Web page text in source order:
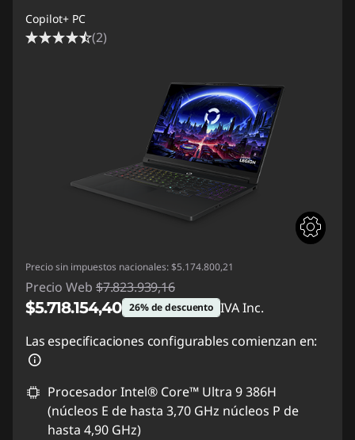
Copilot+ PC
(2)
Precio sin impuestos nacionales: $5.174.800,21
Precio Web $7.823.939,16
$5.718.154,40 26% de descuento IVA Inc.
Descuento prod (inc IVA) :-$2.105.784,76
Las especificaciones configurables comienzan en:
Procesador Intel® Core™ Ultra 9 386H
(núcleos E de hasta 3,70 GHz núcleos P de
hasta 4,90 GHz)